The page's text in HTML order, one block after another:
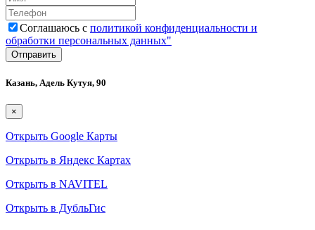
Соглашаюсь с политикой конфиденциальности и
обработки персональных данных"
Казань, Адель Кутуя, 90
×
Открыть Google Карты
Открыть в Яндекс Картах
Открыть в NAVITEL
Открыть в ДубльГис